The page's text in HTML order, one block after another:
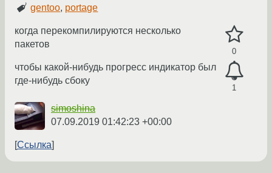
gentoo, portage
0
1
когда перекомпилируются несколько
пакетов
чтобы какой-нибудь прогресс индикатор был
где-нибудь сбоку
simoshina
07.09.2019 01:42:23 +00:00
Ссылка